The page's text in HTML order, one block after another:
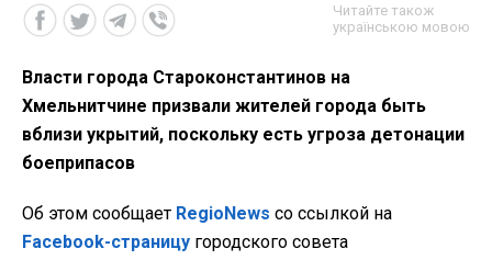
Читайте також
українською мовою
Власти города Староконстантинов на
Хмельнитчине призвали жителей города быть
вблизи укрытий, поскольку есть угроза детонации
боеприпасов
Об этом сообщает RegioNews со ссылкой на
Facebook-страницу городского совета